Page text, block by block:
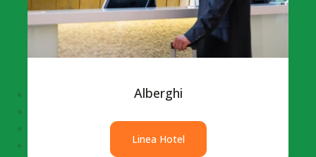
Alberghi
Linea Hotel